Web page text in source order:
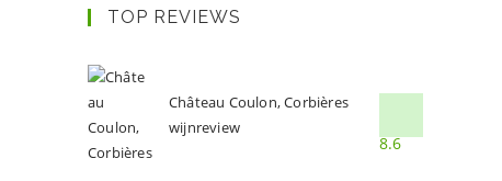
TOP REVIEWS
Château Coulon, Corbières
wijnreview
8.6